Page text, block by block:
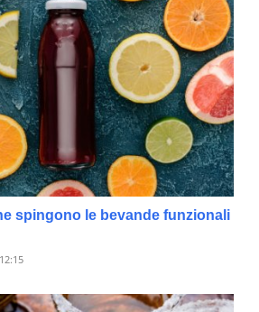
spingono le bevande funzionali